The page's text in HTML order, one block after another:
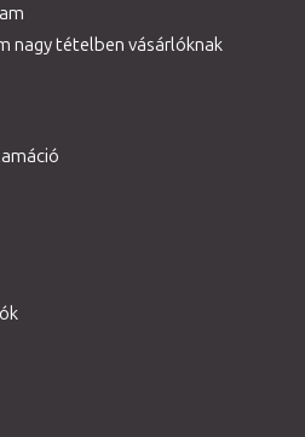
nagy tételben vásárlóknak